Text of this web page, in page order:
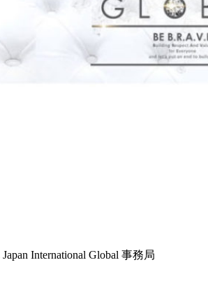
International Global 事務局